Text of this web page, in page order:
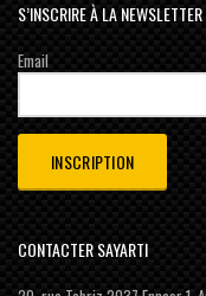
S’INSCRIRE À LA NEWSLETTER
Email
CONTACTER SAYARTI